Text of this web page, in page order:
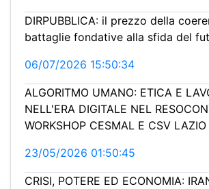
DIRPUBBLICA: il prezzo della
battaglie fondative alla sfida del
06/07/2026 15:50:34
ALGORITMO UMANO: ETICA E
NELL'ERA DIGITALE NEL
WORKSHOP CESMAL E CSV LAZIO
23/05/2026 01:50:45
CRISI, POTERE ED ECONOMIA: